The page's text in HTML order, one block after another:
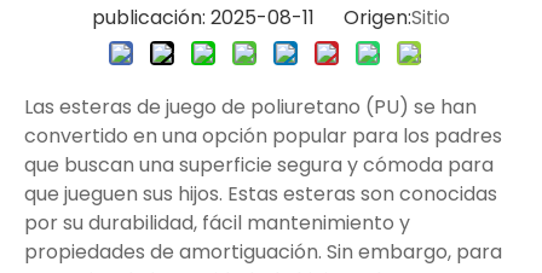
publicación: 2025-08-11 Origen:Sitio
Las esteras de juego de poliuretano (PU) se han
convertido en una opción popular para los padres
que buscan una superficie segura y cómoda para
que jueguen sus hijos. Estas esteras son conocidas
por su durabilidad, fácil mantenimiento y
propiedades de amortiguación. Sin embargo, para